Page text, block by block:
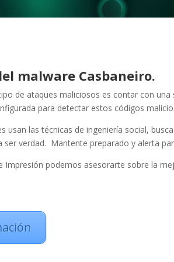
malware Casbaneiro.
de ataques maliciosos es contar con
para detectar estos códigos
usan las técnicas de ingeniería social,
ser verdad. Mantente preparado y alerta
Impresión podemos asesorarte sobre la